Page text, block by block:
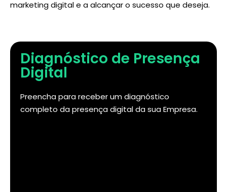
marketing digital e a alcançar o sucesso que deseja.
Diagnóstico de Presença
Digital
Preencha para receber um diagnóstico
completo da presença digital da sua Empresa.